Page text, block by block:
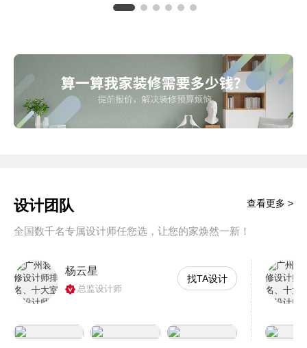
设计团队
全国数千名专属设计师任您选，让您的家焕然一新！
查看更多 >
杨云星
总监设计师
找TA设计